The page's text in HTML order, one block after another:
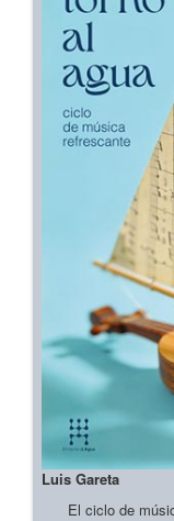
Luis Gareta
El ciclo de